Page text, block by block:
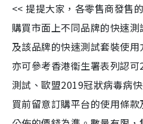
<< 提提大家，各零售商發售
購買市面上不同品牌的快速
及該品牌的快速測試套裝使
亦可參考香港衞生署表列認
測試、歐盟2019冠狀病毒病
買前留意訂購平台的使用條